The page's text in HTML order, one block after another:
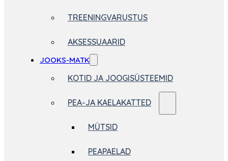
TREENINGVARUSTUS
AKSESSUAARID
JOOKS-MATK
KOTID JA JOOGISÜSTEEMID
PEA-JA KAELAKATTED
MÜTSID
PEAPAELAD